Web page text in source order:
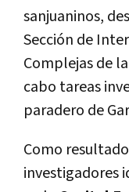
sanjuaninos,
Sección de
Complejas de la
cabo tareas
paradero de
Como
investigadores